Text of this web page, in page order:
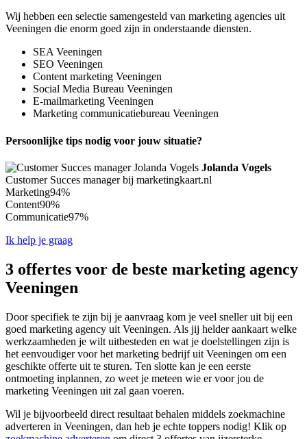
Wij hebben een selectie samengesteld van marketing agencies uit
Veeningen die enorm goed zijn in onderstaande diensten.
SEA Veeningen
SEO Veeningen
Content marketing Veeningen
Social Media Bureau Veeningen
E-mailmarketing Veeningen
Marketing communicatiebureau Veeningen
Persoonlijke tips nodig voor jouw situatie?
Jolanda Vogels
Customer Succes manager bij marketingkaart.nl
Marketing94%
Content90%
Communicatie97%
Ik help je graag
3 offertes voor de beste marketing agency
Veeningen
Door specifiek te zijn bij je aanvraag kom je veel sneller uit bij een
goed marketing agency uit Veeningen. Als jij helder aankaart welke
werkzaamheden je wilt uitbesteden en wat je doelstellingen zijn is
het eenvoudiger voor het marketing bedrijf uit Veeningen om een
geschikte offerte uit te sturen. Ten slotte kan je een eerste
ontmoeting inplannen, zo weet je meteen wie er voor jou de
marketing Veeningen uit zal gaan voeren.
Wil je bijvoorbeeld direct resultaat behalen middels zoekmachine
adverteren in Veeningen, dan heb je echte toppers nodig! Klik op